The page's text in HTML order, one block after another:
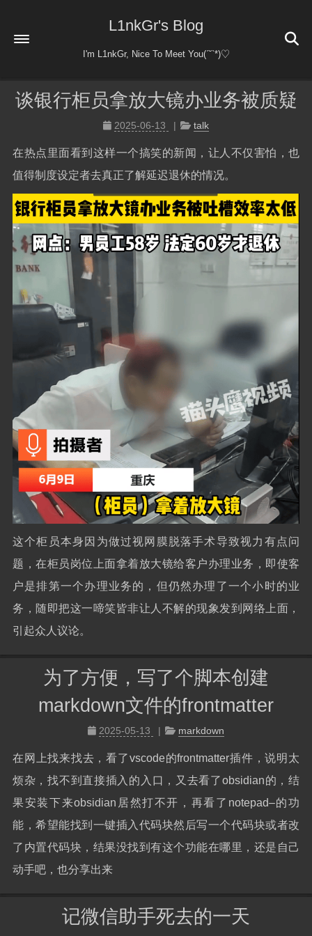
L1nkGr's Blog
I'm L1nkGr, Nice To Meet You(ˊ˘ˋ*)♡
首页
友情链接
日常杂谈
日常
杂谈
归档
乐乎
notion
谈银行柜员拿放大镜办业务被质疑
2025-06-13 talk
在热点里面看到这样一个搞笑的新闻，让人不仅害怕，也
值得制度设定者去真正了解延迟退休的情况。
这个柜员本身因为做过视网膜脱落手术导致视力有点问
题，在柜员岗位上面拿着放大镜给客户办理业务，即使客
户是排第一个办理业务的，但仍然办理了一个小时的业
务，随即把这一啼笑皆非让人不解的现象发到网络上面，
引起众人议论。
为了方便，写了个脚本创建
markdown文件的frontmatter
2025-05-13 markdown
在网上找来找去，看了vscode的frontmatter插件，说明太
烦杂，找不到直接插入的入口，又去看了obsidian的，结
果安装下来obsidian居然打不开，再看了notepad–的功
能，希望能找到一键插入代码块然后写一个代码块或者改
了内置代码块，结果没找到有这个功能在哪里，还是自己
动手吧，也分享出来
记微信助手死去的一天